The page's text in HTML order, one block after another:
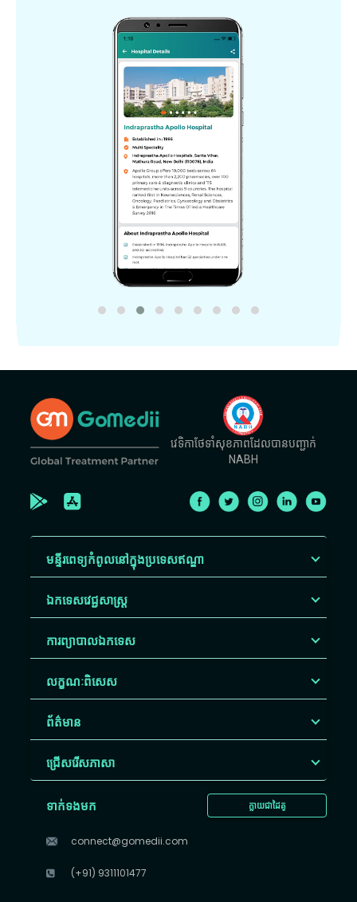
វេទិកាថែទាំសុខភាពដែលបានបញ្ជាក់
NABH
មន្ទីរពេទ្យកំពូលនៅក្នុងប្រទេសឥណ្ឌា
ឯកទេសវេជ្ជសាស្ត្រ
ការព្យាបាលឯកទេស
លក្ខណៈពិសេស
ព័ត៌មាន
ជ្រើសរើស​ភាសា
ក្លាយជាដៃគូ
ទាក់ទងមក
connect@gomedii.com
(+91) 9311101477